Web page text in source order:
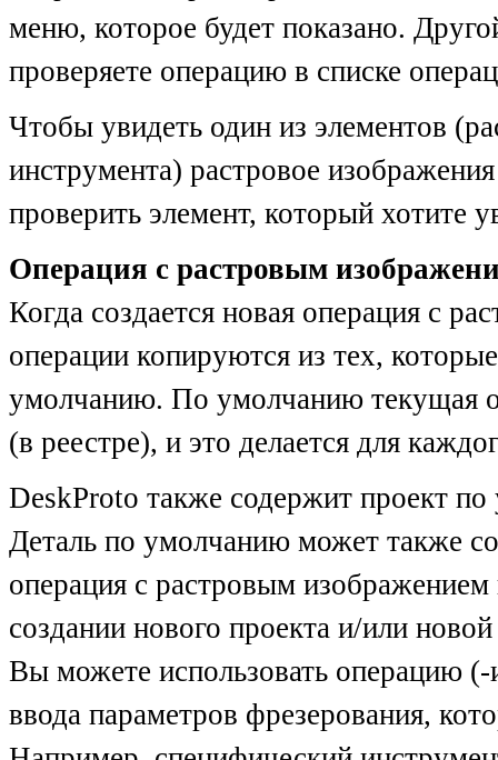
меню, которое будет показано.
проверяете операцию в списке
Чтобы увидеть один из элементов
инструмента) растровое
проверить элемент, который хотите
Операция с растровым
Когда создается новая операция с
операции копируются из тех,
умолчанию. По умолчанию текущая
(в реестре), и это делается для
DeskProto также содержит проект
Деталь по умолчанию может также
операция с растровым
создании нового проекта и/или
Вы можете использовать операцию
ввода параметров фрезерования,